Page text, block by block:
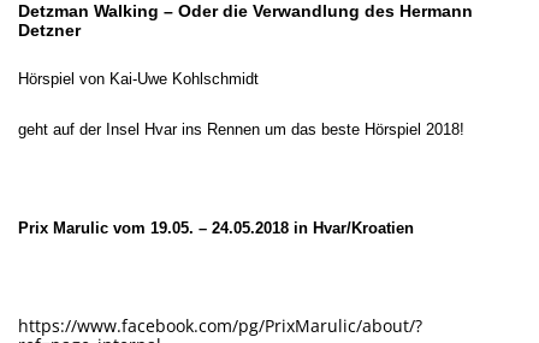
Detzman Walking – Oder die Verwandlung des Hermann
Detzner
Hörspiel von Kai-Uwe Kohlschmidt
geht auf der Insel Hvar ins Rennen um das beste Hörspiel 2018!
Prix Marulic vom 19.05. – 24.05.2018 in Hvar/Kroatien
https://www.facebook.com/pg/PrixMarulic/about/?